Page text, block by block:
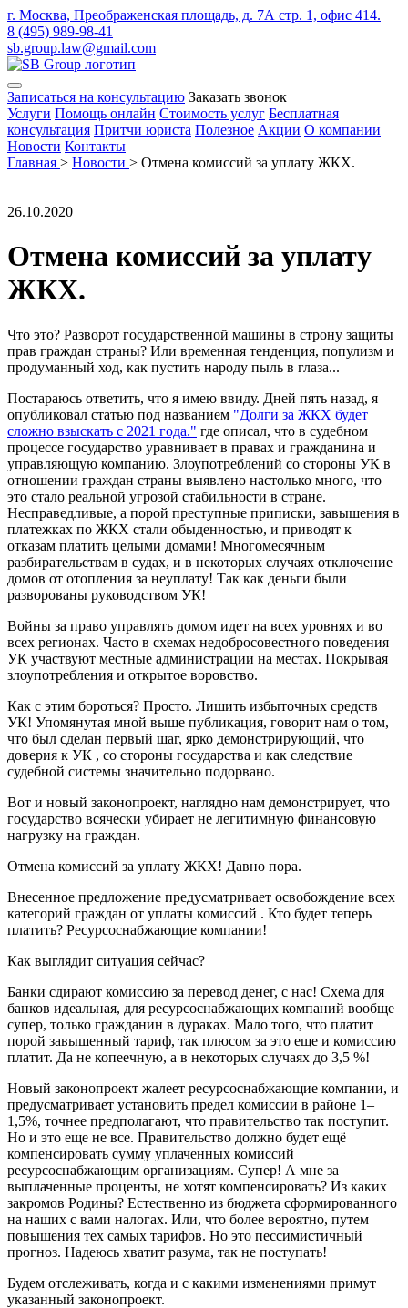
г. Москва, Преображенская площадь, д. 7А стр. 1, офис 414.
8 (495) 989-98-41
sb.group.law@gmail.com
Записаться на консультацию Заказать звонок
Услуги Помощь онлайн Стоимость услуг Бесплатная
консультация Притчи юриста Полезное Акции О компании
Новости Контакты
Главная > Новости > Отмена комиссий за уплату ЖКХ.
26.10.2020
Отмена комиссий за уплату
ЖКХ.
Что это? Разворот государственной машины в строну защиты
прав граждан страны? Или временная тенденция, популизм и
продуманный ход, как пустить народу пыль в глаза...
Постараюсь ответить, что я имею ввиду. Дней пять назад, я
опубликовал статью под названием "Долги за ЖКХ будет
сложно взыскать с 2021 года." где описал, что в судебном
процессе государство уравнивает в правах и гражданина и
управляющую компанию. Злоупотреблений со стороны УК в
отношении граждан страны выявлено настолько много, что
это стало реальной угрозой стабильности в стране.
Несправедливые, а порой преступные приписки, завышения в
платежках по ЖКХ стали обыденностью, и приводят к
отказам платить целыми домами! Многомесячным
разбирательствам в судах, и в некоторых случаях отключение
домов от отопления за неуплату! Так как деньги были
разворованы руководством УК!
Войны за право управлять домом идет на всех уровнях и во
всех регионах. Часто в схемах недобросовестного поведения
УК участвуют местные администрации на местах. Покрывая
злоупотребления и открытое воровство.
Как с этим бороться? Просто. Лишить избыточных средств
УК! Упомянутая мной выше публикация, говорит нам о том,
что был сделан первый шаг, ярко демонстрирующий, что
доверия к УК , со стороны государства и как следствие
судебной системы значительно подорвано.
Вот и новый законопроект, наглядно нам демонстрирует, что
государство всячески убирает не легитимную финансовую
нагрузку на граждан.
Отмена комиссий за уплату ЖКХ! Давно пора.
Внесенное предложение предусматривает освобождение всех
категорий граждан от уплаты комиссий . Кто будет теперь
платить? Ресурсоснабжающие компании!
Как выглядит ситуация сейчас?
Банки сдирают комиссию за перевод денег, с нас! Схема для
банков идеальная, для ресурсоснабжающих компаний вообще
супер, только гражданин в дураках. Мало того, что платит
порой завышенный тариф, так плюсом за это еще и комиссию
платит. Да не копеечную, а в некоторых случаях до 3,5 %!
Новый законопроект жалеет ресурсоснабжающие компании, и
предусматривает установить предел комиссии в районе 1–
1,5%, точнее предполагают, что правительство так поступит.
Но и это еще не все. Правительство должно будет ещё
компенсировать сумму уплаченных комиссий
ресурсоснабжающим организациям. Супер! А мне за
выплаченные проценты, не хотят компенсировать? Из каких
закромов Родины? Естественно из бюджета сформированного
на наших с вами налогах. Или, что более вероятно, путем
повышения тех самых тарифов. Но это пессимистичный
прогноз. Надеюсь хватит разума, так не поступать!
Будем отслеживать, когда и с какими изменениями примут
указанный законопроект.